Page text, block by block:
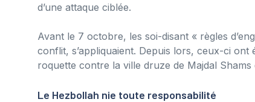
d’une attaque ciblée.
Avant le 7 octobre, les soi-disant « règles
conflit, s’appliquaient. Depuis lors, ceux-ci ont
roquette contre la ville druze de Majdal
Le Hezbollah nie toute responsabilité